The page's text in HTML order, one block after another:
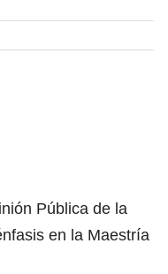
Pública de la
en la Maestría